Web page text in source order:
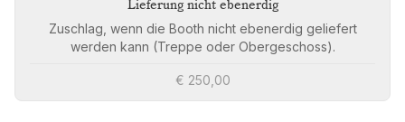
Lieferung nicht ebenerdig
Zuschlag, wenn die Booth nicht ebenerdig geliefert
werden kann (Treppe oder Obergeschoss).
€ 250,00